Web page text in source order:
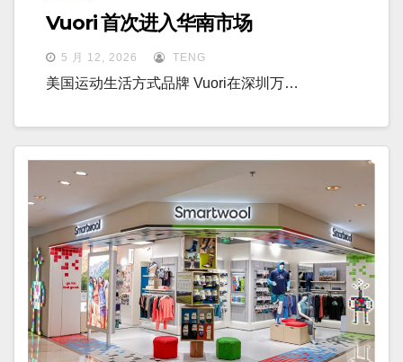
Vuori 首次进入华南市场
5 月 12, 2026 TENG
美国运动生活方式品牌 Vuori在深圳万…